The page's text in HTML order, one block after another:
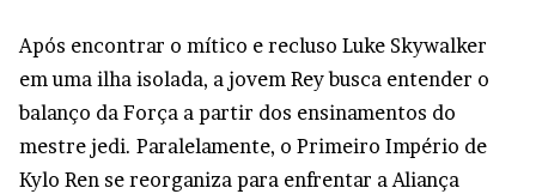
Após encontrar o mítico e recluso Luke Skywalker
em uma ilha isolada, a jovem Rey busca entender o
balanço da Força a partir dos ensinamentos do
mestre jedi. Paralelamente, o Primeiro Império de
Kylo Ren se reorganiza para enfrentar a Aliança